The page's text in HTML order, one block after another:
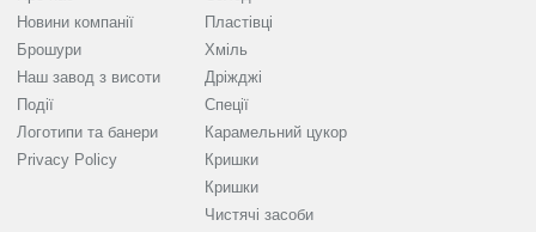
Новини компанії
Брошури
Наш завод з висоти
Події
Логотипи та банери
Privacy Policy
Пластівці
Хміль
Дріжджі
Спеції
Карамельний цукор
Кришки
Кришки
Чистячі засоби